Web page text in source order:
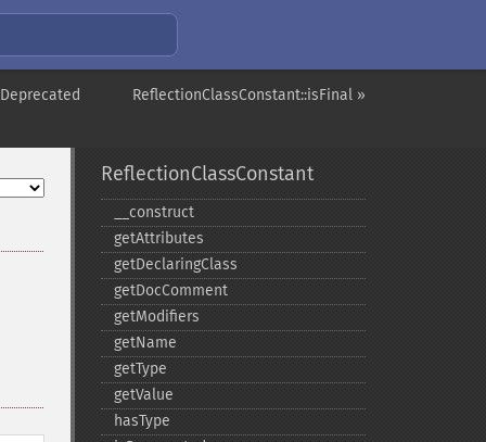
ReflectionClassConstant::isFinal »
ReflectionClassConstant
_​_​construct
getAttributes
getDeclaringClass
getDocComment
getModifiers
getName
getType
getValue
hasType